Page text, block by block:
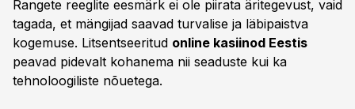
Rangete reeglite eesmärk ei ole piirata äritegevust, vaid
tagada, et mängijad saavad turvalise ja läbipaistva
kogemuse. Litsentseeritud online kasiinod Eestis
peavad pidevalt kohanema nii seaduste kui ka
tehnoloogiliste nõuetega.